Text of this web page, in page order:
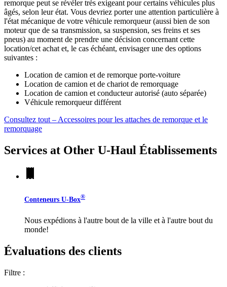
remorque peut se révéler très exigeant pour certains véhicules plus
âgés, selon leur état. Vous devriez porter une attention particulière à
l'état mécanique de votre véhicule remorqueur (aussi bien de son
moteur que de sa transmission, sa suspension, ses freins et ses
pneus) au moment de prendre une décision concernant cette
location/cet achat et, le cas échéant, envisager une des options
suivantes :
Location de camion et de remorque porte-voiture
Location de camion et de chariot de remorquage
Location de camion et conducteur autorisé (auto séparée)
Véhicule remorqueur différent
Consultez tout – Accessoires pour les attaches de remorque et le
remorquage
Services at Other U-Haul Établissements
Conteneurs U-Box®
Nous expédions à l'autre bout de la ville et à l'autre bout du
monde!
Évaluations des clients
Filtre :